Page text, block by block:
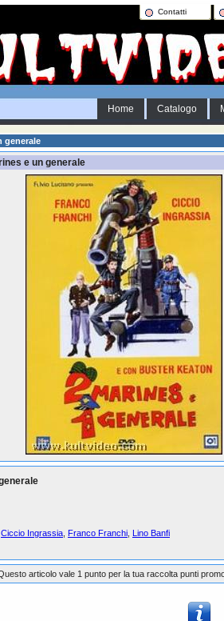
Contatti
Home Catalogo
generale
e un generale
Ciccio Ingrassia Franco Franchi Lino Banfi
articolo vale 1 punto per la tua raccolta punti